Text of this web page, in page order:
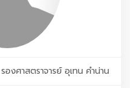
รองศาสตราจารย์ อุเทน คำน่าน